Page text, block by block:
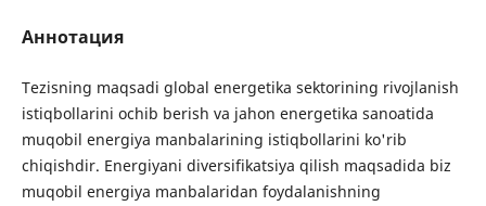
Аннотация
Tezisning maqsadi global energetika sektorining rivojlanish
istiqbollarini ochib berish va jahon energetika sanoatida
muqobil energiya manbalarining istiqbollarini ko'rib
chiqishdir. Energiyani diversifikatsiya qilish maqsadida biz
muqobil energiya manbalaridan foydalanishning